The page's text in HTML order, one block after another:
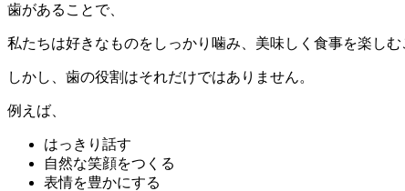
歯があることで、
私たちは好きなものをしっかり噛み、美味しく食事を楽しむ
しかし、歯の役割はそれだけではありません。
例えば、
はっきり話す
自然な笑顔をつくる
表情を豊かにする